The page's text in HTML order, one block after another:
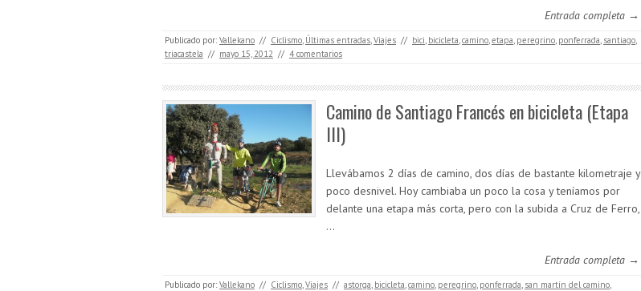
Entrada completa →
Publicado por: Vallekano // Ciclismo, Últimas entradas,Viajes // bici, bicicleta,camino,etapa, peregrino, ponferrada, santiago,
triacastela // mayo 15, 2012 // 4 comentarios
Camino de Santiago Francés en bicicleta (Etapa
III)
Llevábamos 2 días de camino, dos días de bastante kilometraje y
poco desnivel. Hoy cambiaba un poco la cosa y teníamos por
delante una etapa más corta, pero con la subida a Cruz de Ferro,
…
Entrada completa →
Publicado por: Vallekano // Ciclismo,Viajes // astorga, bicicleta,camino, peregrino, ponferrada, san martín del camino,